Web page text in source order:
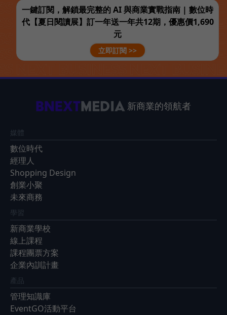
一鍵訂閱，解鎖最完整的 AI 與商業實戰指南 | 數位時
代【夏日閱讀展】訂一年送一年共12期，優惠價1,690
元
立即訂閱 >>
新商業的領航者
媒體
數位時代
經理人
Shopping Design
創業小聚
未來商務
學習
新商業學校
線上課程
課程團票方案
企業內訓計畫
產品
管理知識庫
EventGO活動平台